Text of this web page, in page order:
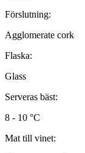
Förslutning:
Agglomerate cork
Flaska:
Glass
Serveras bäst:
8 - 10 °C
Mat till vinet: